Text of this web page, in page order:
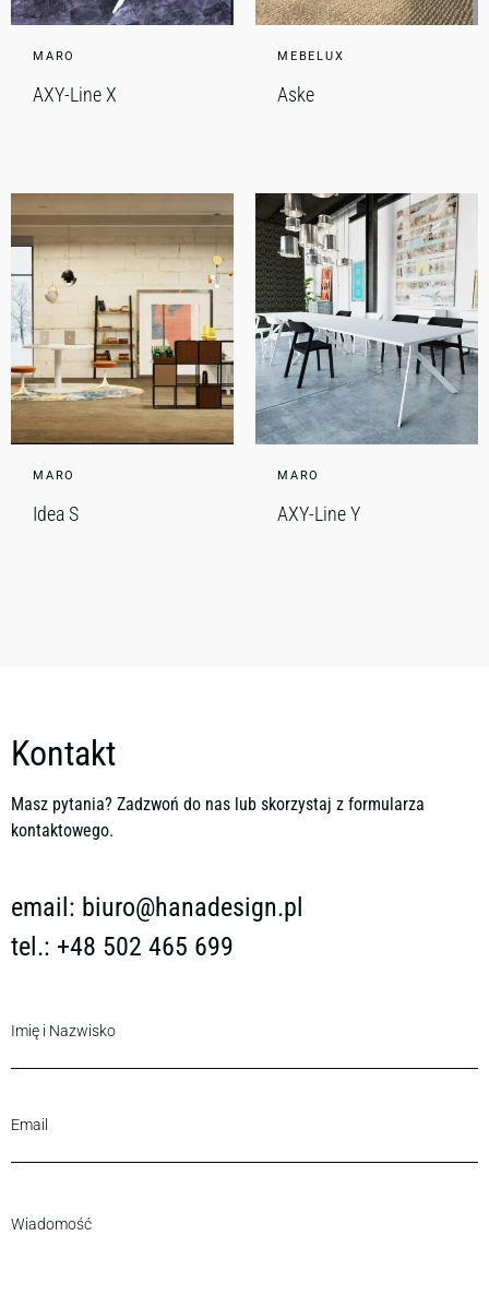
MARO
AXY-Line X
MEBELUX
Aske
MARO
Idea S
MARO
AXY-Line Y
Kontakt
Masz pytania? Zadzwoń do nas lub skorzystaj z formularza
kontaktowego.
email: biuro@hanadesign.pl
tel.: +48 502 465 699